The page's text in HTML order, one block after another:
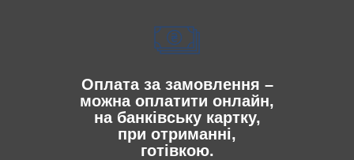
Оплата за замовлення –
можна оплатити онлайн,
на банківську картку,
при отриманні,
готівкою.